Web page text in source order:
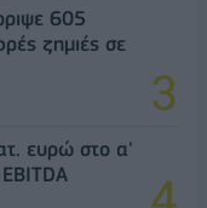
605
ζημιές σε
ευρώ στο α'